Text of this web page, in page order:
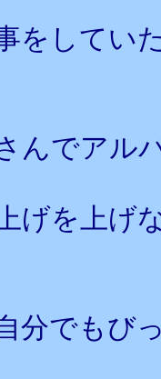
をしてい
んでアル
げを上げ
分でもび